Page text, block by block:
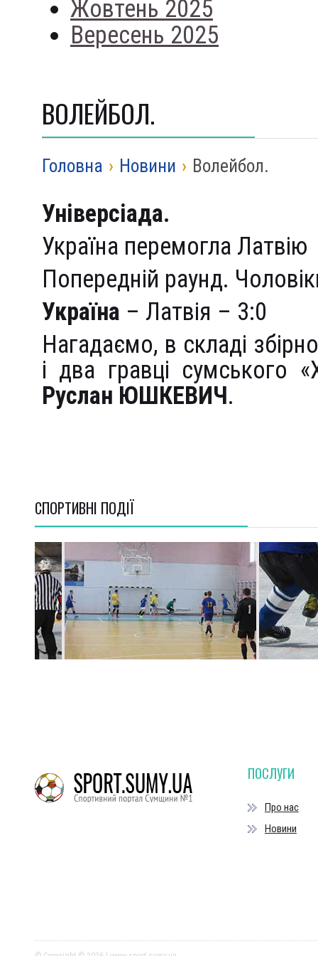
Жовтень 2025
Вересень 2025
ВОЛЕЙБОЛ.
Головна › Новини › Волейбол.
Універсіада.
Україна перемогла Латвію
Попередній раунд.
Україна – Латвія – 3:0
Нагадаємо, в складі
і два гравці сумського
Руслан ЮШКЕВИЧ.
СПОРТИВНI ПОДІЇ
ПОСЛУГИ
Про нас
Новини